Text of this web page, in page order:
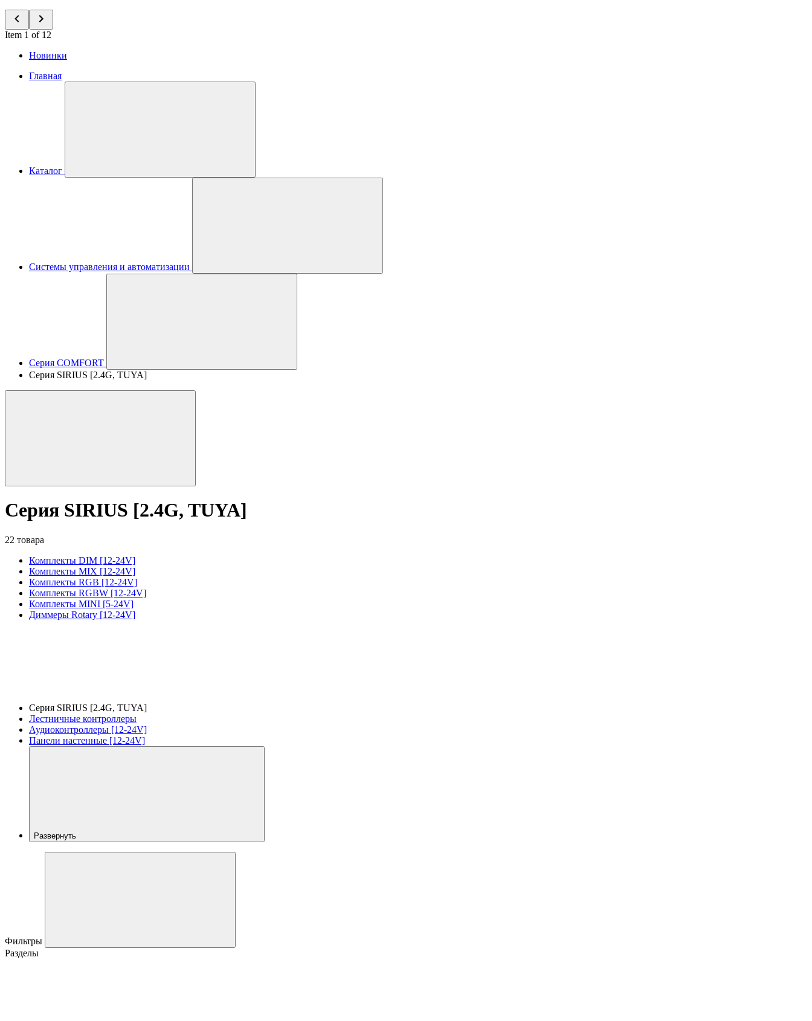
Item 1 of 12
Новинки
Главная
Каталог
Системы управления и автоматизации
Серия COMFORT
Серия SIRIUS [2.4G, TUYA]
Серия SIRIUS [2.4G, TUYA]
22 товара
Комплекты DIM [12-24V]
Комплекты MIX [12-24V]
Комплекты RGB [12-24V]
Комплекты RGBW [12-24V]
Комплекты MINI [5-24V]
Диммеры Rotary [12-24V]
Серия SIRIUS [2.4G, TUYA]
Лестничные контроллеры
Аудиоконтроллеры [12-24V]
Панели настенные [12-24V]
Развернуть
Фильтры
Разделы